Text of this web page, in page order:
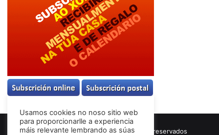
© Copyright 2026, Todos los derechos reservados
Usamos cookies no noso sitio web
para proporcionarlle a experiencia
máis relevante lembrando as súas